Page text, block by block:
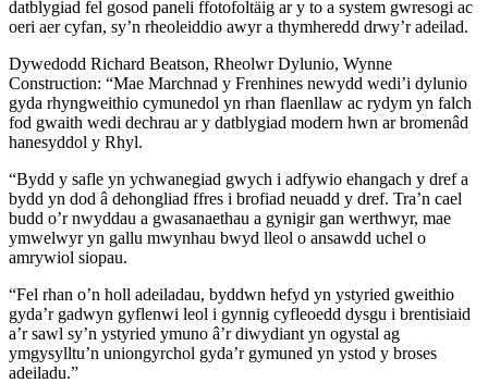
datblygiad fel gosod paneli ffotofoltäig ar y to a system gwresogi ac
oeri aer cyfan, sy’n rheoleiddio awyr a thymheredd drwy’r adeilad.
Dywedodd Richard Beatson, Rheolwr Dylunio, Wynne
Construction: “Mae Marchnad y Frenhines newydd wedi’i dylunio
gyda rhyngweithio cymunedol yn rhan flaenllaw ac rydym yn falch
fod gwaith wedi dechrau ar y datblygiad modern hwn ar bromenâd
hanesyddol y Rhyl.
“Bydd y safle yn ychwanegiad gwych i adfywio ehangach y dref a
bydd yn dod â dehongliad ffres i brofiad neuadd y dref. Tra’n cael
budd o’r nwyddau a gwasanaethau a gynigir gan werthwyr, mae
ymwelwyr yn gallu mwynhau bwyd lleol o ansawdd uchel o
amrywiol siopau.
“Fel rhan o’n holl adeiladau, byddwn hefyd yn ystyried gweithio
gyda’r gadwyn gyflenwi leol i gynnig cyfleoedd dysgu i brentisiaid
a’r sawl sy’n ystyried ymuno â’r diwydiant yn ogystal ag
ymgysylltu’n uniongyrchol gyda’r gymuned yn ystod y broses
adeiladu.”